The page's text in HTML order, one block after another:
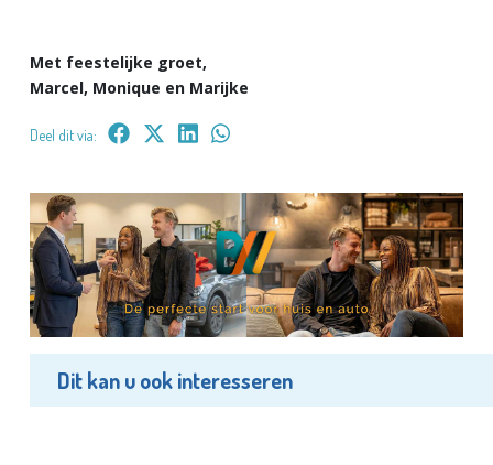
Met feestelijke groet,
Marcel, Monique en Marijke
Deel dit via:
Dit kan u ook interesseren